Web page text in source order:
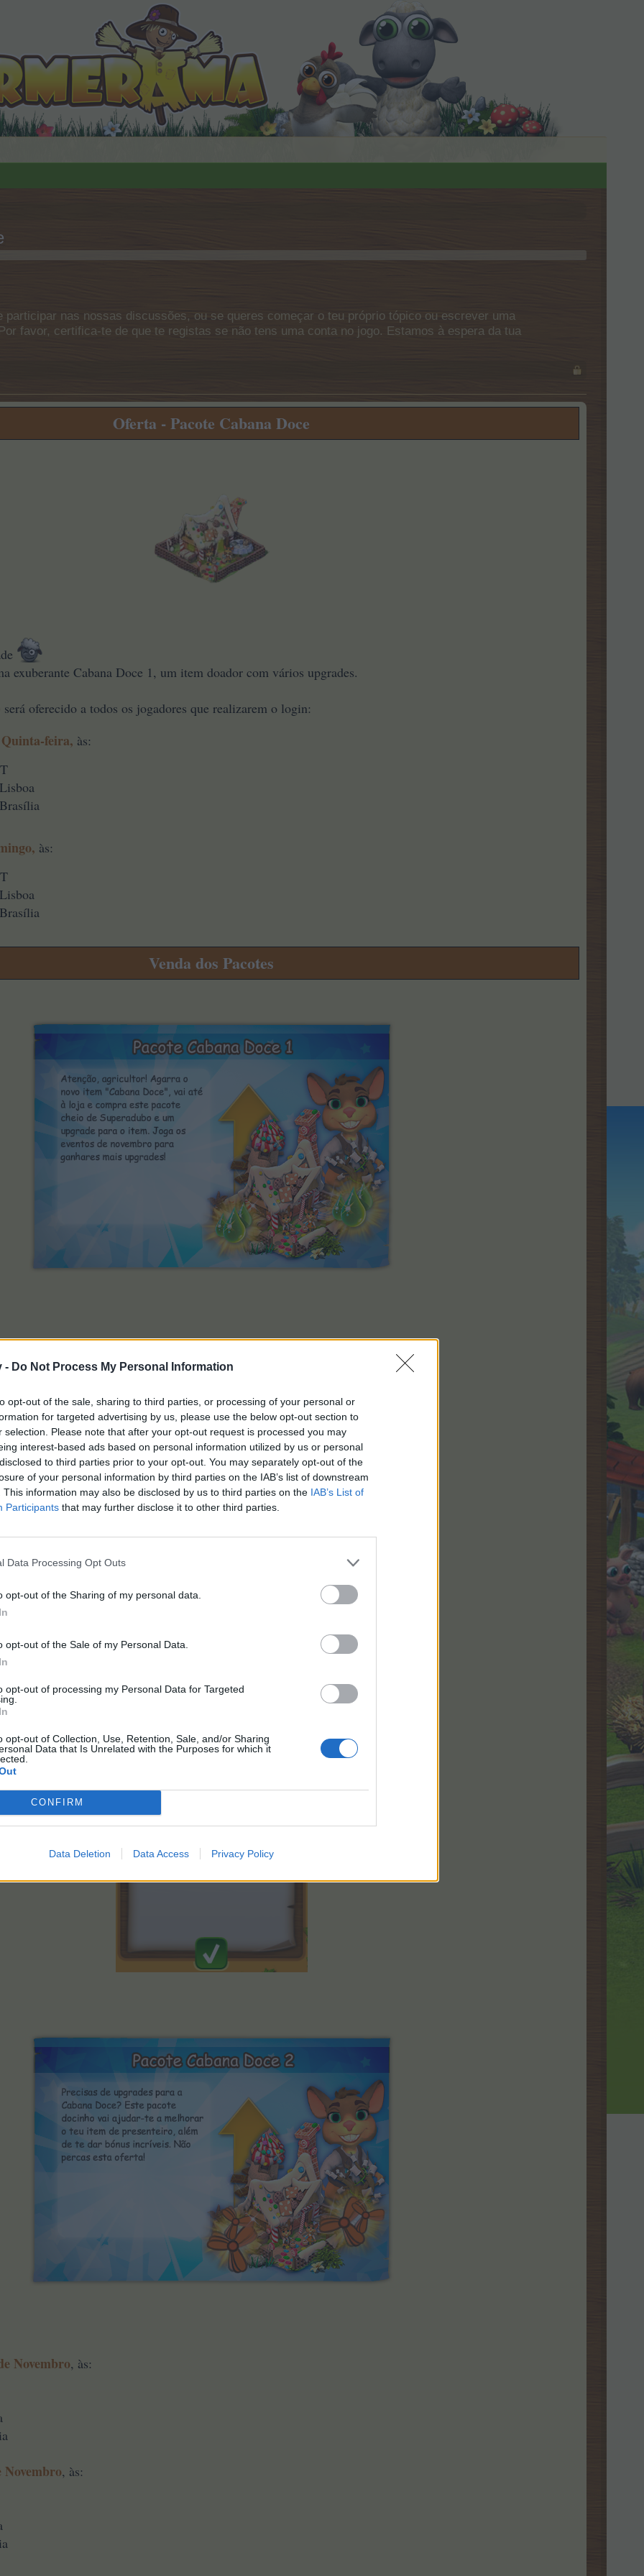
- Do Not Process My Personal Information
opt-out of the sale, sharing to third parties, or processing of your personal or
for targeted advertising by us, please use the below opt-out section to
selection. Please note that after your opt-out request is processed you may
interest-based ads based on personal information utilized by us or personal
to third parties prior to your opt-out. You may separately opt-out of the
of your personal information by third parties on the IAB’s list of downstream
This information may also be disclosed by us to third parties on the IAB’s List of
Participants that may further disclose it to other third parties.
Data Processing Opt Outs
opt-out of the Sharing of my personal data.
opt-out of the Sale of my Personal Data.
opt-out of processing my Personal Data for Targeted
opt-out of Collection, Use, Retention, Sale, and/or Sharing
Data that Is Unrelated with the Purposes for which it
CONFIRM
Data Deletion Data Access Privacy Policy
nas nossas discussões, ou se queres começar o teu próprio tópico ou escrever uma
favor, certifica-te de que te registas se não tens uma conta no jogo. Estamos à espera da tua
Oferta - Pacote Cabana Doce
exuberante Cabana Doce 1, um item doador com vários upgrades.
será oferecido a todos os jogadores que realizarem o login:
feira, às:
às:
Venda dos Pacotes
Novembro, às:
Novembro,às:
Novembro, às:
Novembro, às: